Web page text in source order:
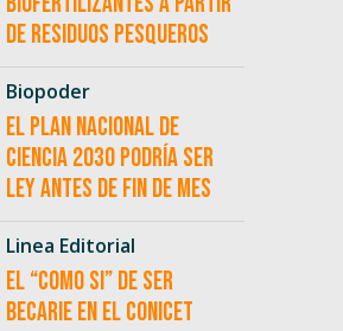
de residuos pesqueros
Biopoder
El Plan Nacional de
Ciencia 2030 podría ser
ley antes de fin de mes
Linea Editorial
El “como si” de ser
becarie en el CONICET